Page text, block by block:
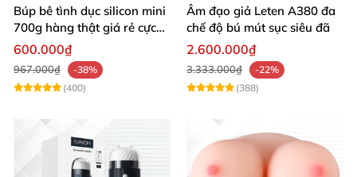
Búp bê tình dục silicon mini
700g hàng thật giá rẻ cực
sướng
600.000₫
967.000₫
-38%
(400)
Âm đạo giả Leten A380 đa
chế độ bú mút sục siêu đã
2.600.000₫
3.333.000₫
-22%
(388)